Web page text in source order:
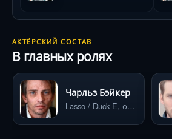
АКТЁРСКИЙ СОСТАВ
В главных ролях
Чарльз Бэйкер
Lasso / Duck E, озвучка